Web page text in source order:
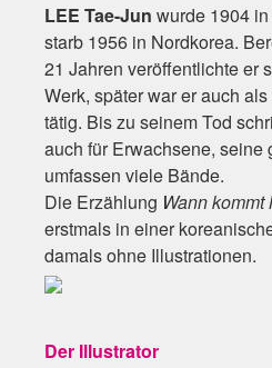
LEE Tae-Jun wurde 1904
starb 1956 in Nordkorea.
21 Jahren veröffentlichte er
Werk, später war er auch
tätig. Bis zu seinem Tod
auch für Erwachsene, seine
umfassen viele Bände.
Die Erzählung Wann kommt
erstmals in einer
damals ohne Illustrationen.
Der Illustrator